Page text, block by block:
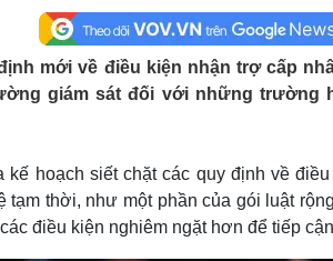
Thể thao
Bóng đá
eSports
Hậu trường
Ô tô -
Ô tô
Văn hóa
Giải trí
mới về điều kiện nhận trợ cấp
giám sát đối với những
hoạch siết chặt các quy định về
thời, như một phần của gói luật
điều kiện nghiêm ngặt hơn để tiếp